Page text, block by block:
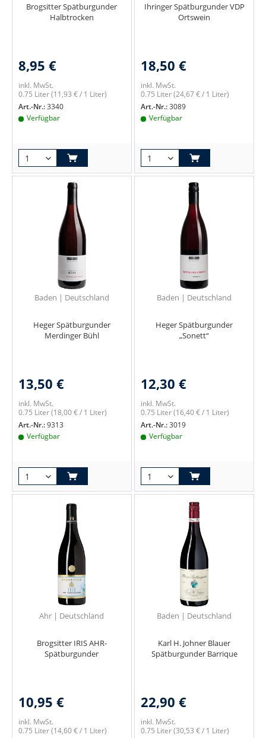
Brogsitter Spätburgunder
Halbtrocken
8,95 €
inkl. MwSt.
0.75 Liter(11,93 € / 1 Liter)
Art.-Nr.:3340
Verfügbar
Ihringer Spätburgunder VDP
Ortswein
18,50 €
inkl. MwSt.
0.75 Liter(24,67 € / 1 Liter)
Art.-Nr.:3089
Verfügbar
Baden | Deutschland
Heger Spätburgunder
Merdinger Bühl
13,50 €
inkl. MwSt.
0.75 Liter(18,00 € / 1 Liter)
Art.-Nr.:9313
Verfügbar
Baden | Deutschland
Heger Spätburgunder
„Sonett“
12,30 €
inkl. MwSt.
0.75 Liter(16,40 € / 1 Liter)
Art.-Nr.:3019
Verfügbar
Ahr | Deutschland
Brogsitter IRIS AHR-
Spätburgunder
10,95 €
inkl. MwSt.
0.75 Liter(14,60 € / 1 Liter)
Baden | Deutschland
Karl H. Johner Blauer
Spätburgunder Barrique
22,90 €
inkl. MwSt.
0.75 Liter(30,53 € / 1 Liter)